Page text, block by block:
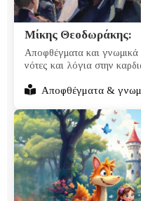
Μίκης Θεοδωράκης:
Αποφθέγματα και γνωμικά
νότες και λόγια στην
Αποφθέγματα &